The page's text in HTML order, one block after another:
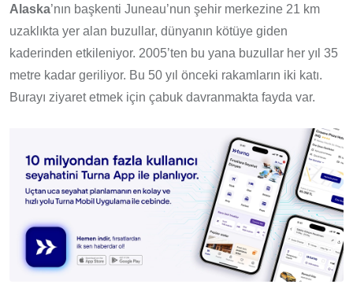
Alaska’nın başkenti Juneau’nun şehir merkezine 21 km
uzaklıkta yer alan buzullar, dünyanın kötüye giden
kaderinden etkileniyor. 2005’ten bu yana buzullar her yıl 35
metre kadar geriliyor. Bu 50 yıl önceki rakamların iki katı.
Burayı ziyaret etmek için çabuk davranmakta fayda var.